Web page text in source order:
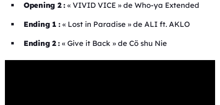
Opening 2 :« VIVID VICE » de Who-ya Extended
Ending 1 : « Lost in Paradise » de ALI ft. AKLO
Ending 2 : « Give it Back » de Cö shu Nie